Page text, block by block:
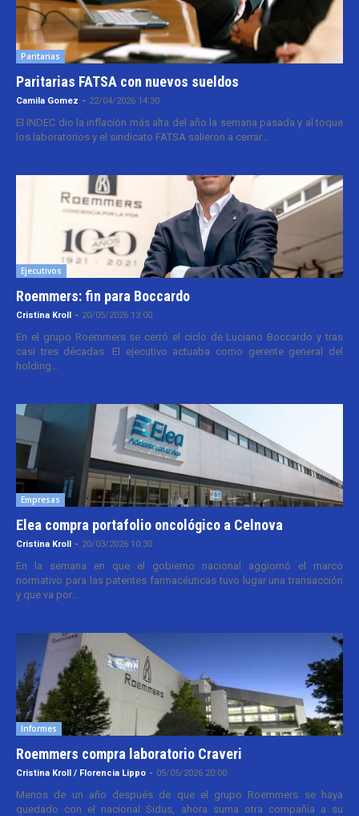
Paritarias
Paritarias FATSA con nuevos sueldos
Camila Gomez - 22/04/2026 14:30
El INDEC dio la inflación más alta del año la semana pasada y al toque
los laboratorios y el sindicato FATSA salieron a cerrar...
Ejecutivos
Roemmers: fin para Boccardo
Cristina Kroll - 20/05/2026 13:00
En el grupo Roemmers se cerró el ciclo de Luciano Boccardo y tras
casi tres décadas. El ejecutivo actuaba como gerente general del
holding...
Empresas
Elea compra portafolio oncológico a Celnova
Cristina Kroll - 20/03/2026 10:30
En la semana en que el gobierno nacional aggiornó el marco
normativo para las patentes farmacéuticas tuvo lugar una transacción
y que va por...
Informes
Roemmers compra laboratorio Craveri
Cristina Kroll / Florencia Lippo - 05/05/2026 20:00
Menos de un año después de que el grupo Roemmers se haya
quedado con el nacional Sidus, ahora suma otra compañía a su